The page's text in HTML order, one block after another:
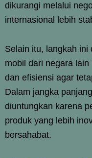
dikurangi melalui
internasional lebih
Selain itu, langkah ini
mobil dari negara
dan efisiensi agar
Dalam jangka
diuntungkan karena
produk yang lebih
bersahabat.